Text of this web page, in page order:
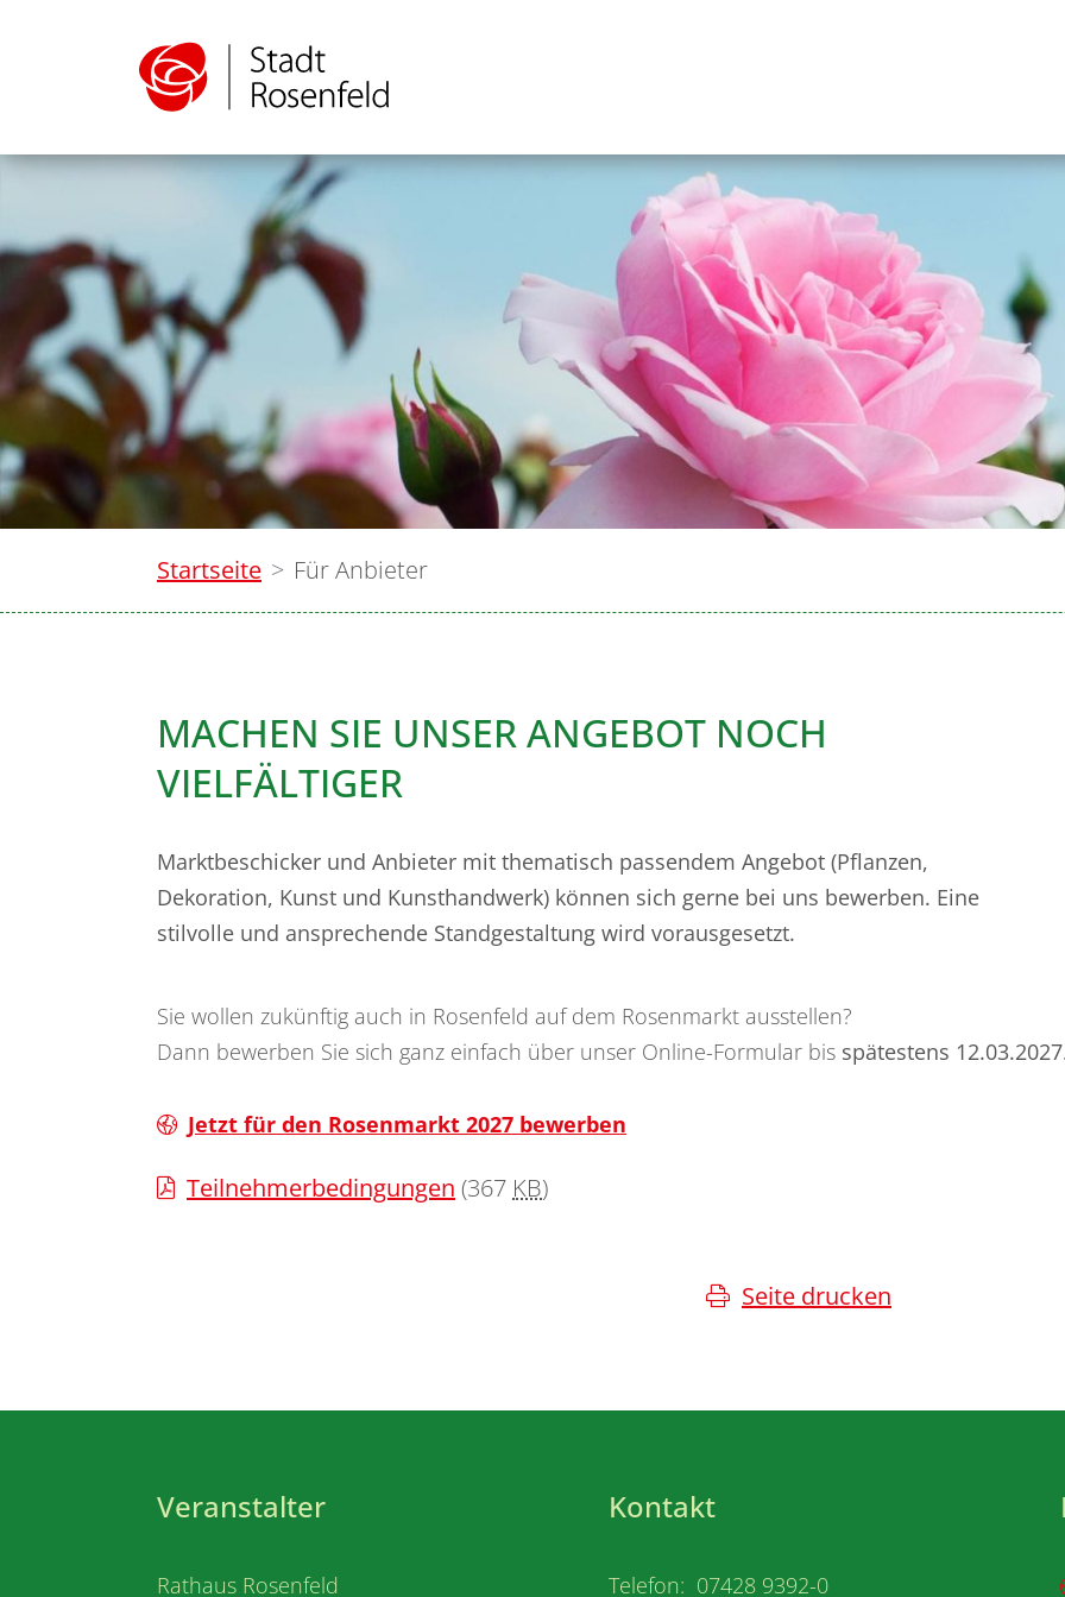
Startseite Für Anbieter
MACHEN SIE UNSER ANGEBOT NOCH
VIELFÄLTIGER
Marktbeschicker und Anbieter mit thematisch passendem Angebot (Pflanzen,
Dekoration, Kunst und Kunsthandwerk) können sich gerne bei uns bewerben. Eine
stilvolle und ansprechende Standgestaltung wird vorausgesetzt.
Sie wollen zukünftig auch in Rosenfeld auf dem Rosenmarkt ausstellen?
Dann bewerben Sie sich ganz einfach über unser Online-Formular bis spätestens
Jetzt für den Rosenmarkt 2027 bewerben
Teilnehmerbedingungen (367 KB)
Seite drucken
Veranstalter
Rathaus Rosenfeld
Kontakt
Telefon: 07428 9392-0